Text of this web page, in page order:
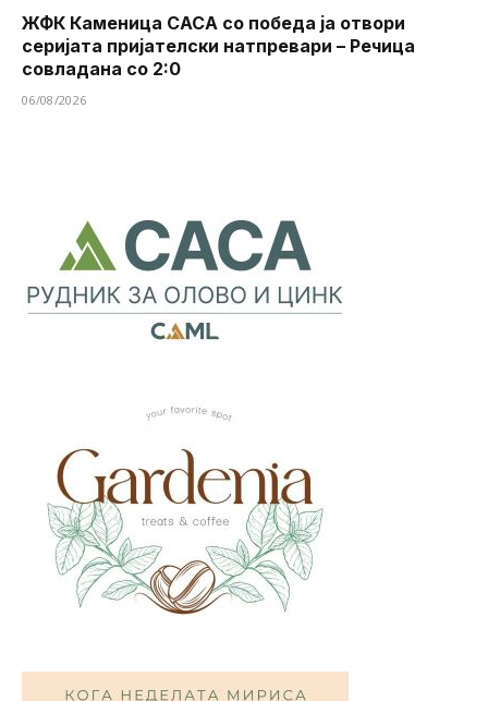
ЖФК Каменица САСА со победа ја отвори
серијата пријателски натпревари – Речица
совладана со 2:0
06/08/2026